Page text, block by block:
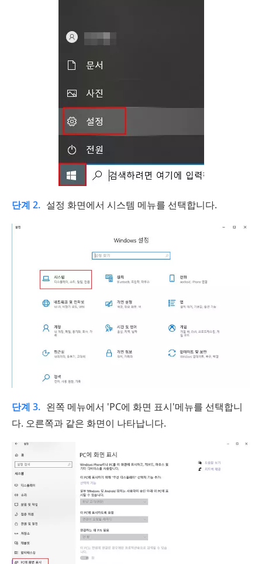
단계 2. 설정 화면에서 시스템 메뉴를 선택합니다.
단계 3. 왼쪽 메뉴에서 'PC에 화면 표시'메뉴를 선택합니
다. 오른쪽과 같은 화면이 나타납니다.